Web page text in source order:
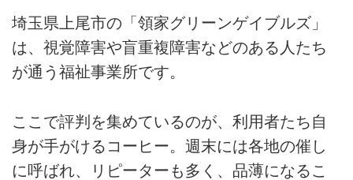
埼玉県上尾市の「領家グリーンゲイブルズ」
は、視覚障害や盲重複障害などのある人たち
が通う福祉事業所です。
ここで評判を集めているのが、利用者たち自
身が手がけるコーヒー。週末には各地の催し
に呼ばれ、リピーターも多く、品薄になるこ